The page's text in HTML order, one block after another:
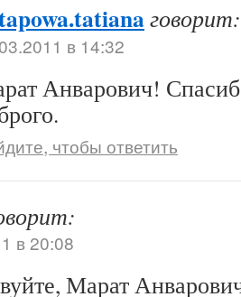
говорит:
в 14:32
Анварович!
чтобы ответить
в 20:08
Марат